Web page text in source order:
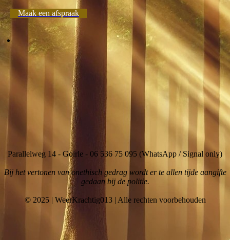
Maak een afspraak
Parallelweg 14 - Goirle - 06 536 75 095 (WhatsApp / Signal only)
Bij het vertonen van onethisch gedrag wordt er te allen tijde aangifte
gedaan bij de politie.
© 2025 | WeerKrachtig013 | Alle rechten voorbehouden